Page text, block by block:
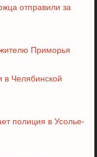
отправили за
Приморья
в Челябинской
полиция в Усолье-